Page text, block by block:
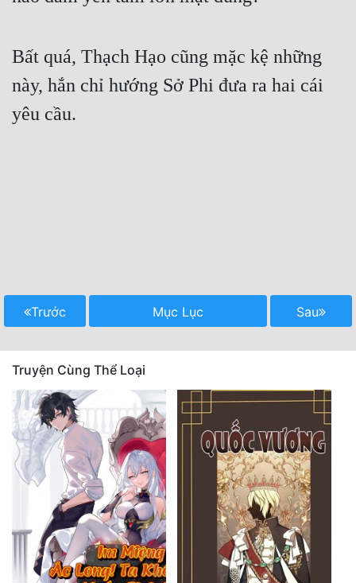
Bất quá, Thạch Hạo cũng mặc kệ những
này, hắn chỉ hướng Sở Phi đưa ra hai cái
yêu cầu.
Trước Mục Lục Sau
Truyện Cùng Thể Loại